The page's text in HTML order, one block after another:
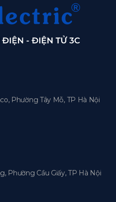
Phường Tây Mỗ, TP Hà Nội
Phường Cầu Giấy, TP Hà Nội